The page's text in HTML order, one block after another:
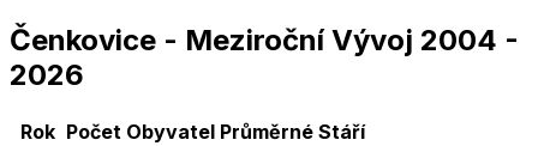
Čenkovice - Meziroční Vývoj 2004 -
2026
Rok Počet Obyvatel Průměrné Stáří